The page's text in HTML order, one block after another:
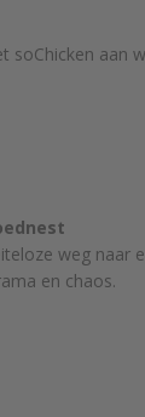
soChicken aan
weg naar
en chaos.